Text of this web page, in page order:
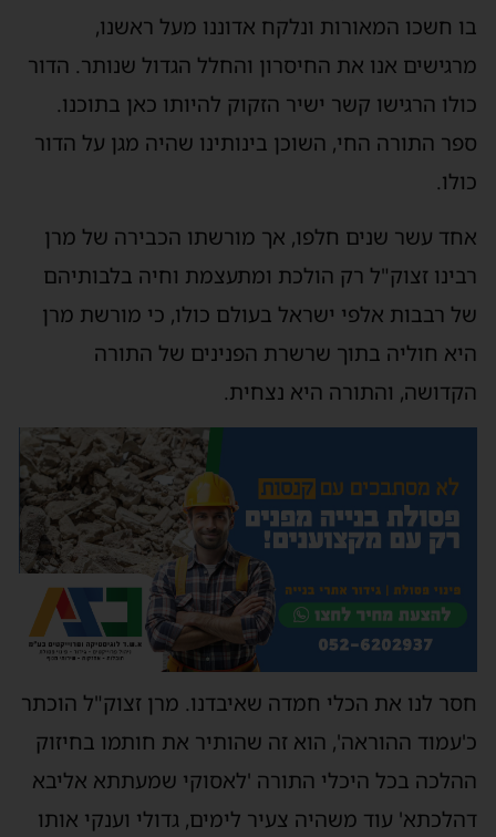
בו חשכו המאורות ונלקח אדוננו מעל ראשנו,
מרגישים אנו את החיסרון והחלל הגדול שנותר. הדור
כולו הרגישו קשר ישיר הזקוק להיותו כאן בתוכנו.
ספר התורה החי, השוכן בינותינו שהיה מגן על הדור
כולו.
אחד עשר שנים חלפו, אך מורשתו הכבירה של מרן
רבינו זצוק"ל רק הולכת ומתעצמת וחיה בלבותיהם
של רבבות אלפי ישראל בעולם כולו, כי מורשת מרן
היא חוליה בתוך שרשרת הפנינים של התורה
הקדושה, והתורה היא נצחית.
חסר לנו את הכלי חמדה שאיבדנו. מרן זצוק"ל הוכתר
כ'עמוד ההוראה', הוא זה שהותיר את חותמו בחיזוק
ההלכה בכל היכלי התורה 'לאסוקי שמעתתא אליבא
דהלכתא' עוד משהיה צעיר לימים, גדולי וענקי אותו